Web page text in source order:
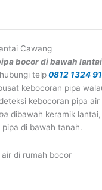
Cawang
bocor di bawah
telp0812 1324
kebocoran pipa
kebocoran pipa air
dibawah keramik
di bawah tanah.
di rumah bocor